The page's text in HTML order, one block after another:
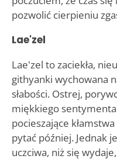
pozwolić cierpieniu
Lae'zel
Lae'zel to zaciekła,
githyanki wychowana
słabości. Ostrej,
miękkiego
pocieszające
pytać później. Jednak
uczciwa, niż się